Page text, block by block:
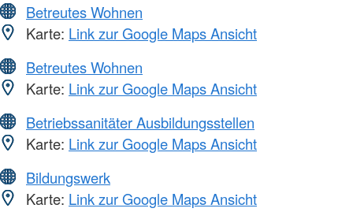
Betreutes Wohnen
Karte: Link zur Google Maps Ansicht
Betreutes Wohnen
Karte: Link zur Google Maps Ansicht
Betriebssanitäter Ausbildungsstellen
Karte: Link zur Google Maps Ansicht
Bildungswerk
Karte: Link zur Google Maps Ansicht